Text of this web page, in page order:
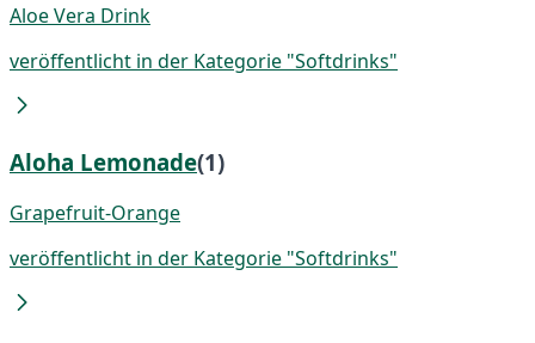
Aloe Vera Drink
veröffentlicht in der Kategorie "Softdrinks"
Aloha Lemonade(1)
Grapefruit-Orange
veröffentlicht in der Kategorie "Softdrinks"